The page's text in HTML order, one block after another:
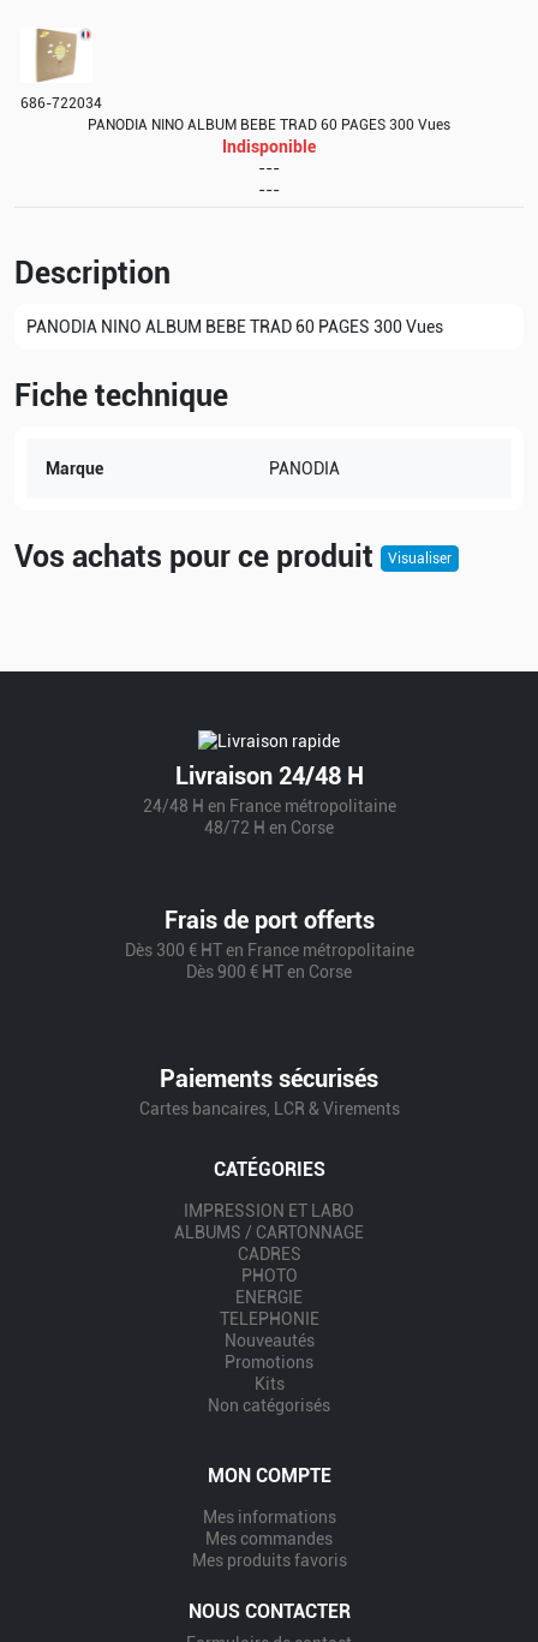
686-722034
PANODIA NINO ALBUM BEBE TRAD 60 PAGES 300 Vues
Indisponible
---
---
Description
PANODIA NINO ALBUM BEBE TRAD 60 PAGES 300 Vues
Fiche technique
Marque PANODIA
Vos achats pour ce produit Visualiser
Livraison 24/48 H
24/48 H en France métropolitaine
48/72 H en Corse
Frais de port offerts
Dès 300 € HT en France métropolitaine
Dès 900 € HT en Corse
Paiements sécurisés
Cartes bancaires, LCR & Virements
CATÉGORIES
IMPRESSION ET LABO
ALBUMS / CARTONNAGE
CADRES
PHOTO
ENERGIE
TELEPHONIE
Nouveautés
Promotions
Kits
Non catégorisés
MON COMPTE
Mes informations
Mes commandes
Mes produits favoris
NOUS CONTACTER